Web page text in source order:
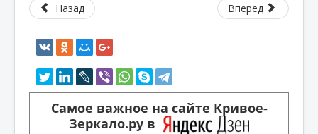
Назад Вперед
Самое важное на сайте Кривое-
Зеркало.ру в